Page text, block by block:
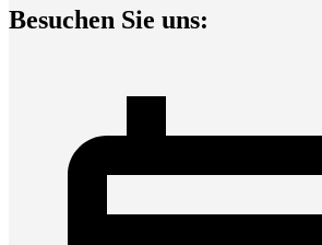
Besuchen Sie uns: